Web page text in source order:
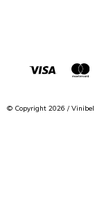
© Copyright 2026 / Vinibel